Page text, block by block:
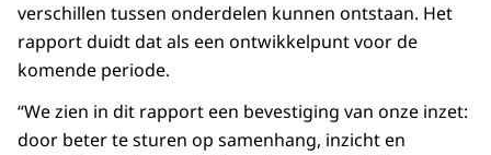
verschillen tussen onderdelen kunnen ontstaan. Het
rapport duidt dat als een ontwikkelpunt voor de
komende periode.
“We zien in dit rapport een bevestiging van onze inzet:
door beter te sturen op samenhang, inzicht en